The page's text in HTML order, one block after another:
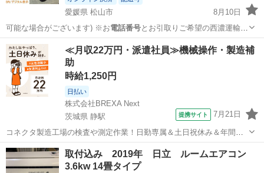
愛媛県 松山市
8月10日
可能な場合がございます) ※お電話番号とお引取りご希望の西濃運輸営
業所のご…
愛媛 松山市 その他 西濃運輸
≪月収22万円・派遣社員≫機械操作・製造補
助
時給1,250円
日払い
株式会社BREXA Next
茨城県 静駅
提携サイト 7月21日
コネクタ製造工場の検査や測定作業！日勤専属＆土日祝休み＆年間休
日128日★クリーンルーム内作業★マイカー通勤OK＆無料駐車場あり
★就業先食堂利用可！日払い制度あり！《茨城県常陸大宮市》 人気の
工場のお仕事 ◇コネクタ製造工...
茨城 常陸大宮市 静駅 その他
取付込み 2019年 日立 ルームエアコン
3.6kw 14畳タイプ